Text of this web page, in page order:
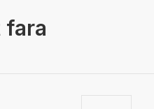
fara